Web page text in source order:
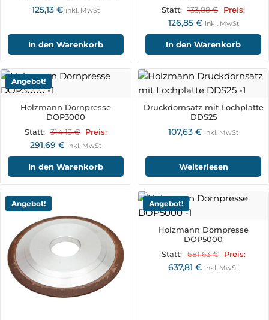
125,13 € inkl. MwSt
In den Warenkorb
Statt: 133,88€ Preis:
126,85 € inkl. MwSt
In den Warenkorb
Angebot!
Holzmann Dornpresse
DOP3000
Statt: 314,13€ Preis:
291,69 € inkl. MwSt
In den Warenkorb
Druckdornsatz mit Lochplatte
DDS25
107,63 € inkl. MwSt
Weiterlesen
Angebot! Angebot!
Holzmann Dornpresse
DOP5000
Statt: 681,63€ Preis:
637,81 € inkl. MwSt